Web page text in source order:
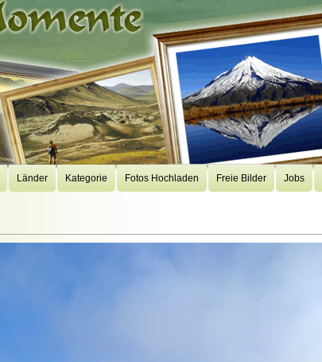
Länder Kategorie Fotos Hochladen Freie Bilder Jobs